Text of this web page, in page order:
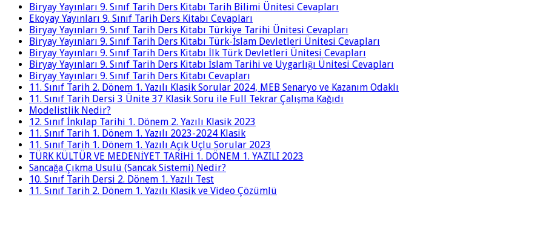
Biryay Yayınları 9. Sınıf Tarih Ders Kitabı Tarih Bilimi Ünitesi Cevapları
Ekoyay Yayınları 9. Sınıf Tarih Ders Kitabı Cevapları
Biryay Yayınları 9. Sınıf Tarih Ders Kitabı Türkiye Tarihi Ünitesi Cevapları
Biryay Yayınları 9. Sınıf Tarih Ders Kitabı Türk-İslam Devletleri Ünitesi Cevapları
Biryay Yayınları 9. Sınıf Tarih Ders Kitabı İlk Türk Devletleri Ünitesi Cevapları
Biryay Yayınları 9. Sınıf Tarih Ders Kitabı İslam Tarihi ve Uygarlığı Ünitesi Cevapları
Biryay Yayınları 9. Sınıf Tarih Ders Kitabı Cevapları
11. Sınıf Tarih 2. Dönem 1. Yazılı Klasik Sorular 2024, MEB Senaryo ve Kazanım Odaklı
11. Sınıf Tarih Dersi 3 Ünite 37 Klasik Soru ile Full Tekrar Çalışma Kağıdı
Modelistlik Nedir?
12. Sınıf İnkılap Tarihi 1. Dönem 2. Yazılı Klasik 2023
11. Sınıf Tarih 1. Dönem 1. Yazılı 2023-2024 Klasik
11. Sınıf Tarih 1. Dönem 1. Yazılı Açık Uçlu Sorular 2023
TÜRK KÜLTÜR VE MEDENİYET TARİHİ 1. DÖNEM 1. YAZILI 2023
Sancağa Çıkma Usulü (Sancak Sistemi) Nedir?
10. Sınıf Tarih Dersi 2. Dönem 1. Yazılı Test
11. Sınıf Tarih 2. Dönem 1. Yazılı Klasik ve Video Çözümlü